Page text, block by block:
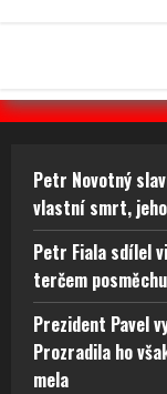
Petr Novotný
vlastní smrt,
Petr Fiala sdílel
terčem
Prezident Pavel
Prozradila ho
mela